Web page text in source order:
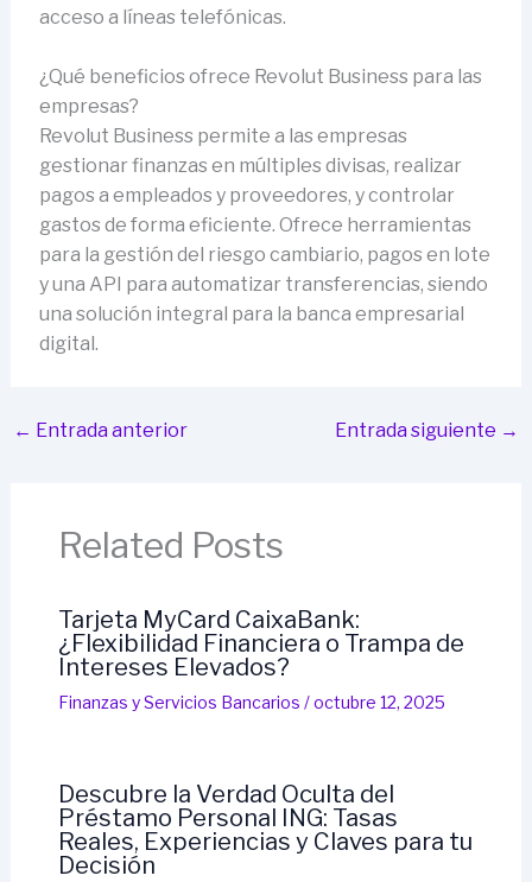
acceso a líneas telefónicas.
¿Qué beneficios ofrece Revolut Business para las
empresas?
Revolut Business permite a las empresas
gestionar finanzas en múltiples divisas, realizar
pagos a empleados y proveedores, y controlar
gastos de forma eficiente. Ofrece herramientas
para la gestión del riesgo cambiario, pagos en lote
y una API para automatizar transferencias, siendo
una solución integral para la banca empresarial
digital.
← Entrada anterior Entrada siguiente →
Related Posts
Tarjeta MyCard CaixaBank:
¿Flexibilidad Financiera o Trampa de
Intereses Elevados?
Finanzas y Servicios Bancarios /octubre 12, 2025
Descubre la Verdad Oculta del
Préstamo Personal ING: Tasas
Reales, Experiencias y Claves para tu
Decisión